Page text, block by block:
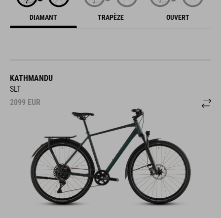
DIAMANT TRAPÈZE OUVERT
KATHMANDU
SLT
2099 EUR